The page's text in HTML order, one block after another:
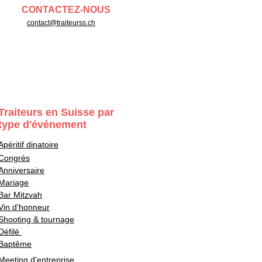
CONTACTEZ-NOUS
contact@traiteurss.ch
en Suisse par
d'événement
dinatoire
Mitzvah
d'honneur
& tournage
d'entreprise